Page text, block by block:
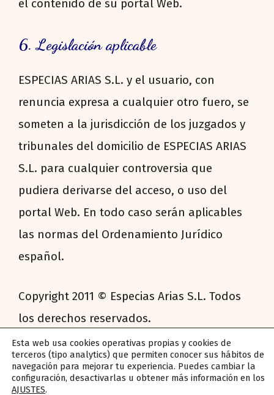
el contenido de su portal Web.
6. Legislación aplicable
ESPECIAS ARIAS S.L. y el usuario, con
renuncia expresa a cualquier otro fuero, se
someten a la jurisdicción de los juzgados y
tribunales del domicilio de ESPECIAS ARIAS
S.L. para cualquier controversia que
pudiera derivarse del acceso, o uso del
portal Web. En todo caso serán aplicables
las normas del Ordenamiento Jurídico
español.
Copyright 2011 © Especias Arias S.L. Todos
los derechos reservados.
SECTORES
Esta web usa cookies operativas propias y cookies de
terceros (tipo analytics) que permiten conocer sus hábitos de
navegación para mejorar tu experiencia. Puedes cambiar la
configuración, desactivarlas u obtener más información en los
AJUSTES.